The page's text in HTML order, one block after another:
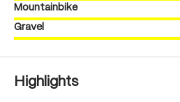
Mountainbike
Gravel
Highlights